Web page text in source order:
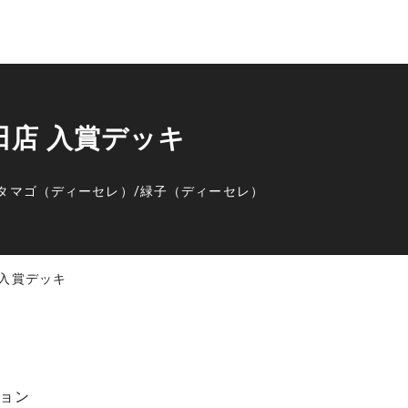
入賞デッキ
マゴ（ディーセレ） /緑子（ディーセレ）
賞デッキ
ン